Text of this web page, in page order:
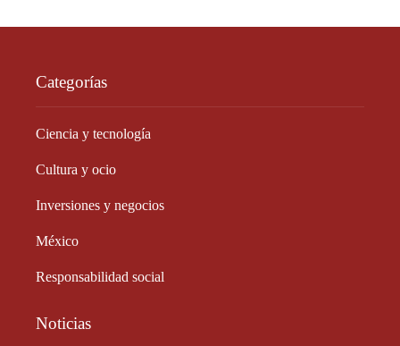
Categorías
Ciencia y tecnología
Cultura y ocio
Inversiones y negocios
México
Responsabilidad social
Noticias